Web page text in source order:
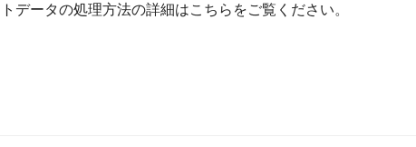
トデータの処理方法の詳細はこちらをご覧ください。